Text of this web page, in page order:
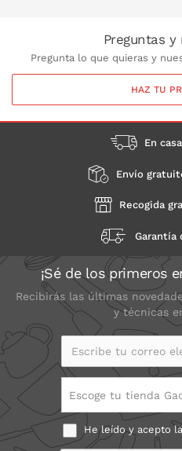
Preguntas y
Pregunta lo que quieras y
HAZ TU
En
Envío
Recogida
Garantía
¡Sé de los primeros
Recibirás las últimas
y técnicas
Escribe tu correo
Escoge tu tienda Gadgets
He leído y acepto